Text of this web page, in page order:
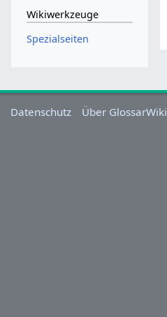
Wikiwerkzeuge
Spezialseiten
Datenschutz Über GlossarWiki